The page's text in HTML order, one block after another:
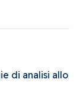
di analisi allo